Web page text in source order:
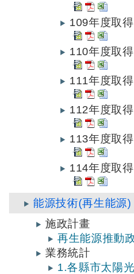
109年度取
110年度取
111年度取
112年度取
113年度取
114年度取
能源技術(再生能源)
施政計畫
再生能源推動
業務統計
1.各縣市太陽